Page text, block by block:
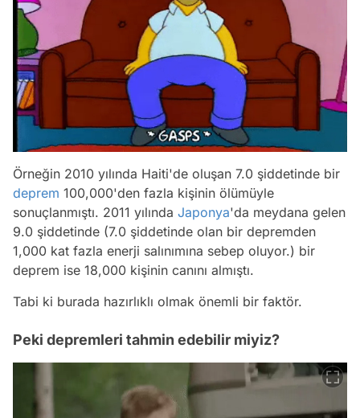
Örneğin 2010 yılında Haiti'de oluşan 7.0 şiddetinde bir
deprem 100,000'den fazla kişinin ölümüyle
sonuçlanmıştı. 2011 yılında Japonya'da meydana gelen
9.0 şiddetinde (7.0 şiddetinde olan bir depremden
1,000 kat fazla enerji salınımına sebep oluyor.) bir
deprem ise 18,000 kişinin canını almıştı.
Tabi ki burada hazırlıklı olmak önemli bir faktör.
Peki depremleri tahmin edebilir miyiz?